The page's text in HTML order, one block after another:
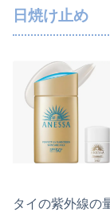
日焼け止め
タイの紫外線の